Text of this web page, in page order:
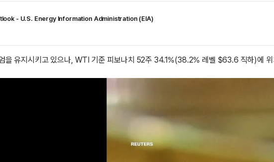
- U.S. Energy Information Administration (EIA)
을 유지시키고 있으나, WTI 기준 피보나치 52주 34.1%(38.2% 레벨 $63.6 직하)에